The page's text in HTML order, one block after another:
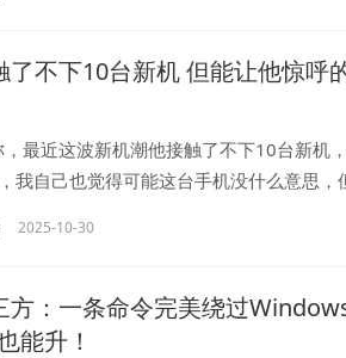
了不下10台新机 但能让他惊呼
最近这波新机潮他接触了不下10台新机
我自己也觉得可能这台手机没什么意思，
了一加15，当我摸到它时我觉得这就是今
...
2025-10-30
方：一条命令完美绕过
能升！